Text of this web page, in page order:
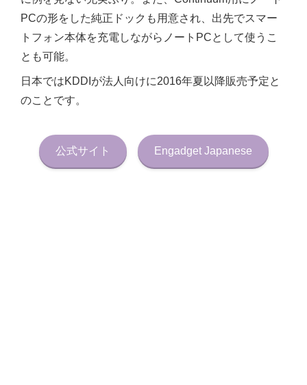
PCの形をした純正ドックも用意され、出先でスマー
トフォン本体を充電しながらノートPCとして使うこ
とも可能。
日本ではKDDIが法人向けに2016年夏以降販売予定と
のことです。
公式サイト Engadget Japanese